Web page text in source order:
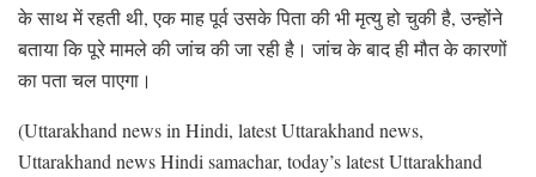
के साथ में रहती थी, एक माह पूर्व उसके पिता की भी मृत्यु हो चुकी है, उन्होंने
बताया कि पूरे मामले की जांच की जा रही है। जांच के बाद ही मौत के कारणों
का पता चल पाएगा।
(Uttarakhand news in Hindi, latest Uttarakhand news,
Uttarakhand news Hindi samachar, today’s latest Uttarakhand